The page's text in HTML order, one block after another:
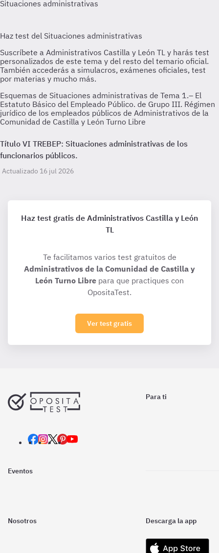
Esquemas de Situaciones administrativas de Tema 1.– El
Estatuto Básico del Empleado Público. de Grupo III. Régimen
jurídico de los empleados públicos de Administrativos de la
Comunidad de Castilla y León Turno Libre
Título VI TREBEP: Situaciones administrativas de los
funcionarios públicos.
Actualizado 16 jul 2026
Haz test gratis de Administrativos Castilla y León
TL
Te facilitamos varios test gratuitos de
Administrativos de la Comunidad de Castilla y
León Turno Libre para que practiques con
OpositaTest.
Ver test gratis
Para ti
Eventos
Nosotros Descarga la app